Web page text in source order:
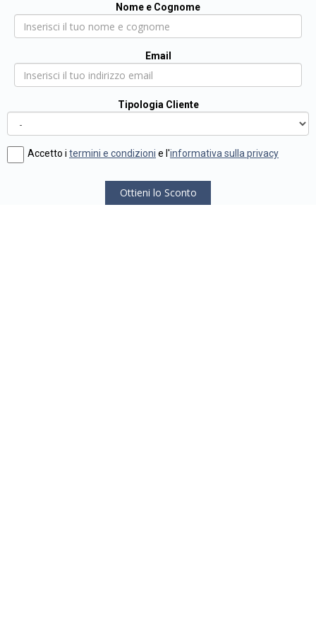
Nome e Cognome
Email
Tipologia Cliente
Accetto i termini e condizioni e l'informativa sulla privacy
Ottieni lo Sconto